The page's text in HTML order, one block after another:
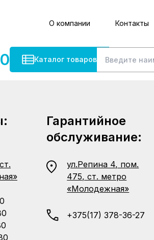
О компании Контакты
Каталог товаров
Гарантийное
обслуживание:
ул.Репина 4, пом.
475, ст. метро
«Молодежная»
+375(17) 378-36-27